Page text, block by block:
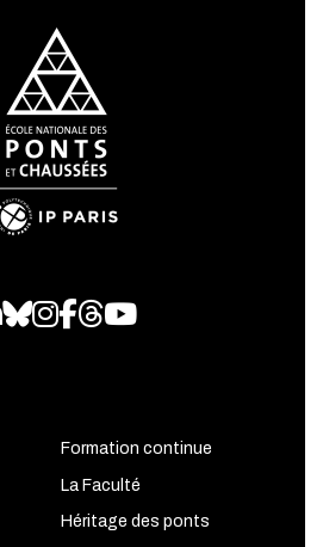
LinkedIn
Bluesky
Instagram
Facebook
Threads
Youtube
Formation continue
La Faculté
Héritage des ponts